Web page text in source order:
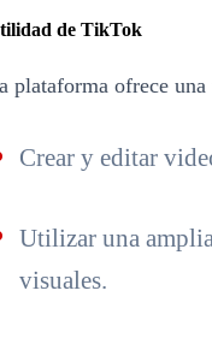
de TikTok
plataforma ofrece
Crear y editar
Utilizar una
visuales.